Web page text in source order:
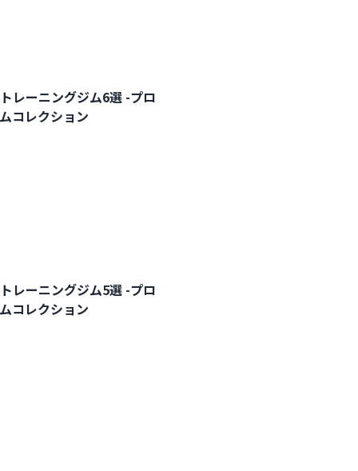
レーニングジム6選 -プロ
コレクション
レーニングジム5選 -プロ
コレクション